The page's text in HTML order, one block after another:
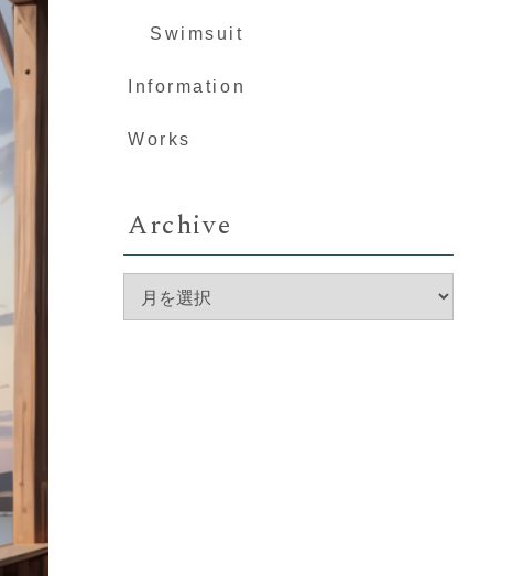
Swimsuit
Information
Works
Archive